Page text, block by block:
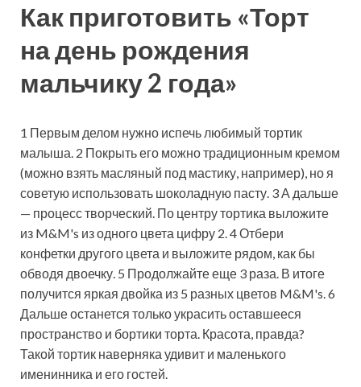
Как приготовить «Торт
на день рождения
мальчику 2 года»
1 Первым делом нужно испечь любимый тортик
малыша. 2 Покрыть его можно традиционным кремом
(можно взять масляный под мастику, например), но я
советую использовать шоколадную пасту. 3 А дальше
— процесс творческий. По центру тортика выложите
из M&M's из одного цвета цифру 2. 4 Отбери
конфетки другого цвета и выложите рядом, как бы
обводя двоечку. 5 Продолжайте еще 3 раза. В итоге
получится яркая двойка из 5 разных цветов M&M's. 6
Дальше останется только украсить оставшееся
пространство и бортики торта. Красота, правда?
Такой тортик наверняка удивит и маленького
именинника и его гостей.